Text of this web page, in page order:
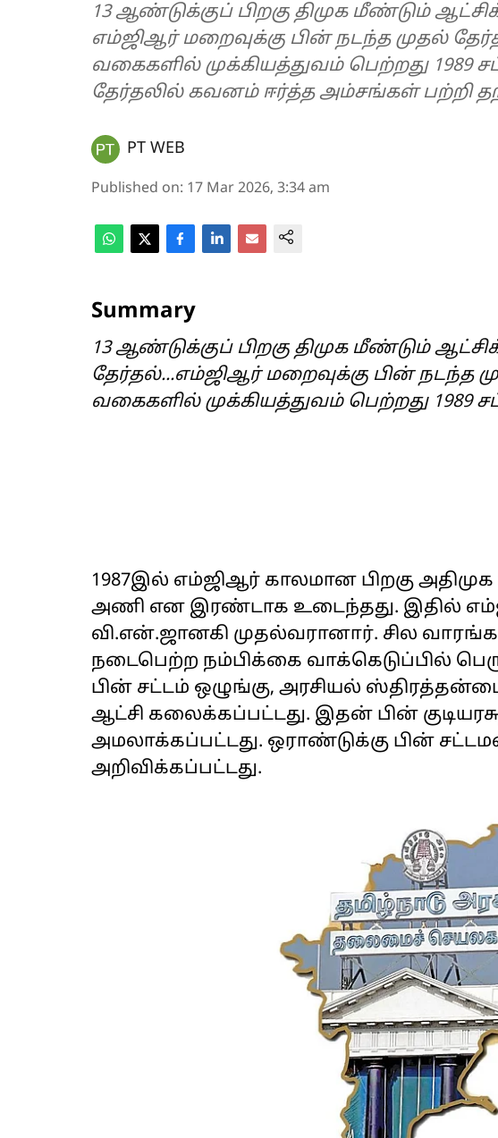
13 ஆண்டுக்குப் பிறகு திமுக மீண்டும்
எம்ஜிஆர் மறைவுக்கு பின் நடந்த முதல்
வகைகளில் முக்கியத்துவம் பெற்றது 1989
தேர்தலில் கவனம் ஈர்த்த அம்சங்கள் பற்றி
PT WEB
Published on: 17 Mar 2026, 3:34 am
Summary
13 ஆண்டுக்குப் பிறகு திமுக மீண்டும்
தேர்தல்...எம்ஜிஆர் மறைவுக்கு பின் நடந்த
வகைகளில் முக்கியத்துவம் பெற்றது 1989
1987இல் எம்ஜிஆர் காலமான பிறகு
அணி என இரண்டாக உடைந்தது. இதில்
வி.என்.ஜானகி முதல்வரானார். சில
நடைபெற்ற நம்பிக்கை வாக்கெடுப்பில்
பின் சட்டம் ஒழுங்கு, அரசியல்
ஆட்சி கலைக்கப்பட்டது. இதன் பின்
அமலாக்கப்பட்டது. ஒராண்டுக்கு பின்
அறிவிக்கப்பட்டது.